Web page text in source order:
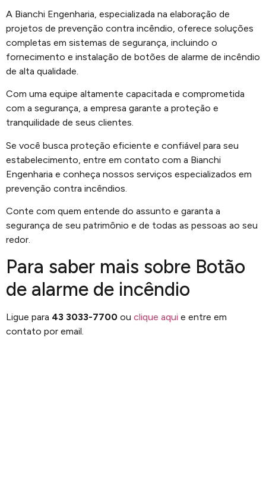
A Bianchi Engenharia, especializada na elaboração de
projetos de prevenção contra incêndio, oferece soluções
completas em sistemas de segurança, incluindo o
fornecimento e instalação de botões de alarme de incêndio
de alta qualidade.
Com uma equipe altamente capacitada e comprometida
com a segurança, a empresa garante a proteção e
tranquilidade de seus clientes.
Se você busca proteção eficiente e confiável para seu
estabelecimento, entre em contato com a Bianchi
Engenharia e conheça nossos serviços especializados em
prevenção contra incêndios.
Conte com quem entende do assunto e garanta a
segurança de seu patrimônio e de todas as pessoas ao seu
redor.
Para saber mais sobre Botão
de alarme de incêndio
Ligue para 43 3033-7700 ou clique aqui e entre em
contato por email.